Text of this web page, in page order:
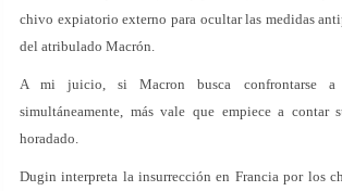
chivo expiatorio externo para ocultar las medidas
del atribulado Macrón.
A mi juicio, si Macron busca confrontarse
simultáneamente, más vale que empiece a contar
horadado.
Dugin interpreta la insurrección en Francia por los